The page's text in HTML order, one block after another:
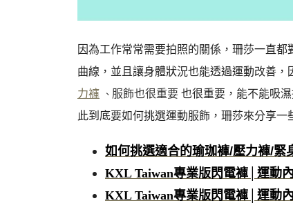
因為工作常常需要拍照的關係，珊莎一直
曲線，並且讓身體狀況也能透過運動改善
力褲
、 服飾也很重要 也很重要，能不能吸
此到底要如何挑選運動服飾，珊莎來分享一
如何挑選適合的瑜珈褲/壓力褲/緊
KXL Taiwan專業版閃電褲│運動
KXL Taiwan專業版閃電褲│運動